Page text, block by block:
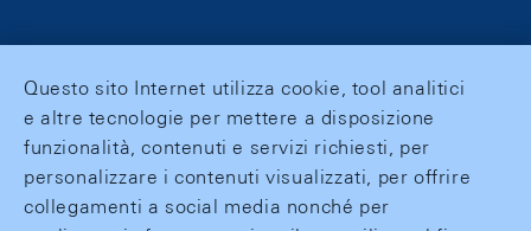
Questo sito Internet utilizza cookie, tool analitici
e altre tecnologie per mettere a disposizione
funzionalità, contenuti e servizi richiesti, per
personalizzare i contenuti visualizzati, per offrire
collegamenti a social media nonché per